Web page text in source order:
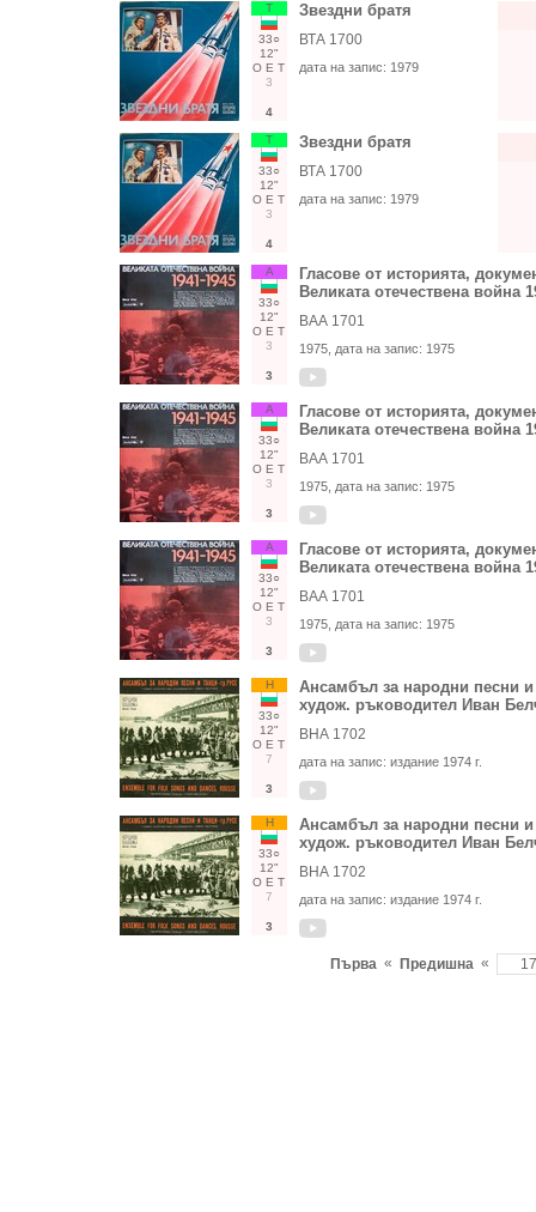
Т
33○
12"
О Е Т
3
4
Звездни братя
ВТА 1700
дата на запис: 1979
Т
33○
12"
О Е Т
3
4
Звездни братя
ВТА 1700
дата на запис: 1979
А
33○
12"
О Е Т
3
3
Гласове от историята,
Великата отечествена война
ВАА 1701
1975 , дата на запис: 1975
А
33○
12"
О Е Т
3
3
Гласове от историята,
Великата отечествена война
ВАА 1701
1975 , дата на запис: 1975
А
33○
12"
О Е Т
3
3
Гласове от историята,
Великата отечествена война
ВАА 1701
1975 , дата на запис: 1975
Н
33○
12"
О Е Т
7
3
Ансамбъл за народни песни и
худож. ръководител Иван
ВНА 1702
дата на запис: издание 1974 г.
Н
33○
12"
О Е Т
7
3
Ансамбъл за народни песни и
худож. ръководител Иван
ВНА 1702
дата на запис: издание 1974 г.
Първа « Предишна «